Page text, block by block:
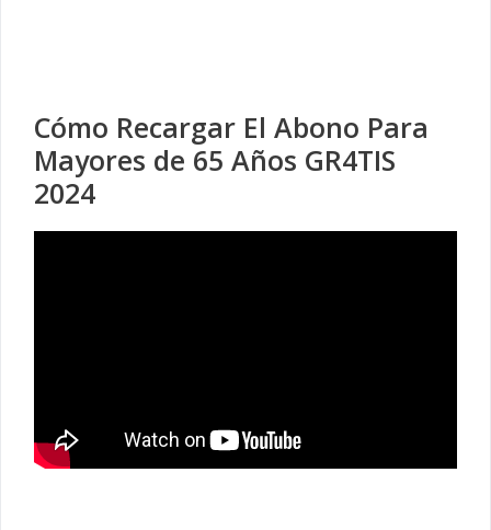
Cómo Recargar El Abono Para
Mayores de 65 Años GR4TIS
2024